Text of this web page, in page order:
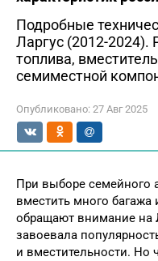
Подробные
Ларгус (2012-2024).
топлива,
семиместной
Опубликовано: 27 Авг 2025
При выборе семейного
вместить много
обращают внимание на
завоевала
и вместительности. Но